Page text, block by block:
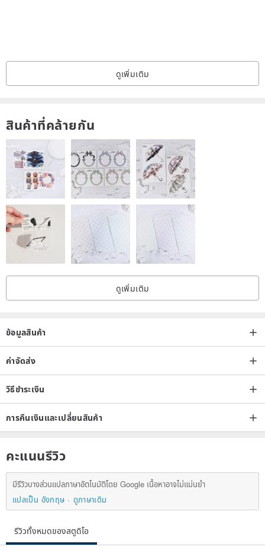
Please contact us before ordering
if you want chains and handles.
*Details and colors of the images might be slightly different from
ones of
real products depends on your circumstance of viewing.
*There may be small scratches on the plating.
*Loose stiffness of opening and closing can be adjusted.
We will inform you of the adjustment method if you can contact us.
ดูเพิ่มเติม
สินค้าที่คล้ายกัน
ดูเพิ่มเติม
ข้อมูลสินค้า
ค่าจัดส่ง
วิธีชำระเงิน
การคืนเงินและเปลี่ยนสินค้า
คะแนนรีวิว
มีรีวิวบางส่วนแปลภาษาอัตโนมัติโดย Google เนื้อหาอาจไม่แม่นยำ
แปลเป็น อังกฤษ
ดูภาษาเดิม
รีวิวทั้งหมดของสตูดิโอ